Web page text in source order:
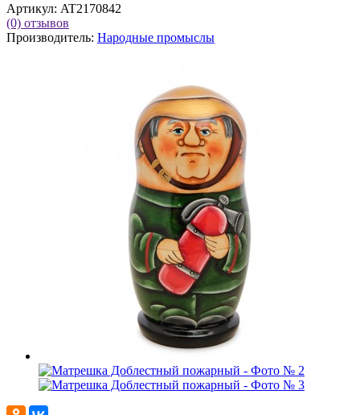
Артикул: AT2170842
(0) отзывов
Производитель: Народные промыслы